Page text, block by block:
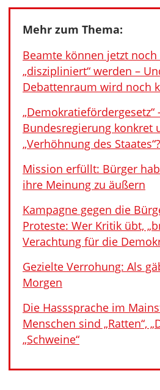
Mehr zum Thema:
Beamte können jetzt noch
„diszipliniert“ werden –
Debattenraum wird noch
„Demokratiefördergesetz“
Bundesregierung konkret
„Verhöhnung des Staates“?
Mission erfüllt: Bürger
ihre Meinung zu äußern
Kampagne gegen die
Proteste: Wer Kritik übt,
Verachtung für die
Gezielte Verrohung: Als
Morgen
Die Hasssprache im
Menschen sind „Ratten“,
„Schweine“